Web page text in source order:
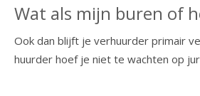
Wat als mijn buren of
Ook dan blijft je verhuurder primair
huurder hoef je niet te wachten op